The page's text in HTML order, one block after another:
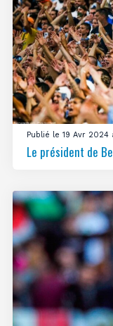
Publié le 19 Avr 2024
Le président de